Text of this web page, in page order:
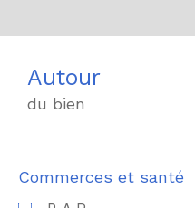
Autour
du bien
Commerces et santé